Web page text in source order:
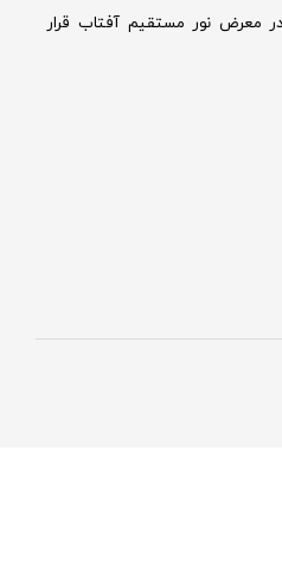
معرض نور مستقیم آفتاب قرار